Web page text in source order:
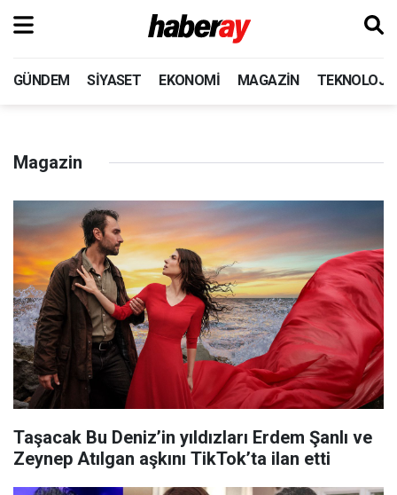
GÜNDEM SIYASET EKONOMI MAGAZIN TEKNOLOJI
Magazin
Taşacak Bu Deniz’in yıldızları Erdem Şanlı ve
Zeynep Atılgan aşkını TikTok’ta ilan etti